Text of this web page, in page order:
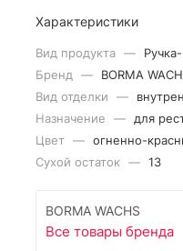
Характеристики
Вид продукта —
Бренд
—
BORMA
Вид отделки
—
Назначение
—
для
Цвет — огненно-
Сухой остаток — 13
BORMA WACHS
Все товары бренда